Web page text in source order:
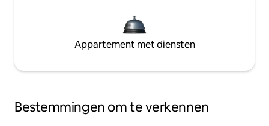
Appartement met diensten
Bestemmingen om te verkennen